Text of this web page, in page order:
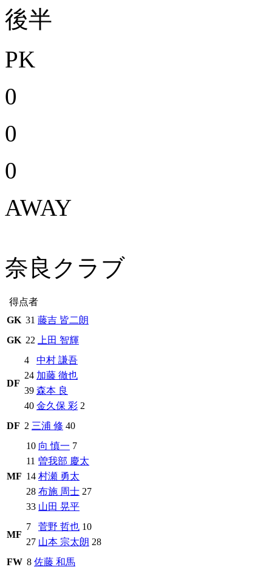
後半
PK
0
0
0
AWAY
奈良クラブ
得点者
GK 31 藤吉 皆二朗
GK 22 上田 智輝
DF
4
中村 謙吾
24 加藤 徹也
39 森本 良
40 金久保 彩 2
DF 2 三浦 修 40
MF
10 向 慎一 7
11 曽我部 慶太
14 村瀬 勇太
28 布施 周士 27
33 山田 晃平
MF
7 菅野 哲也 10
27 山本 宗太朗 28
FW 8 佐藤 和馬